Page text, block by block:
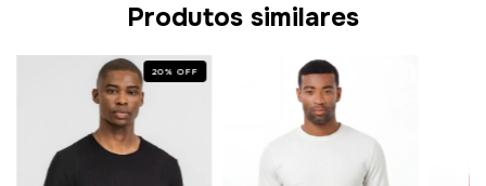
Produtos similares
20%OFF